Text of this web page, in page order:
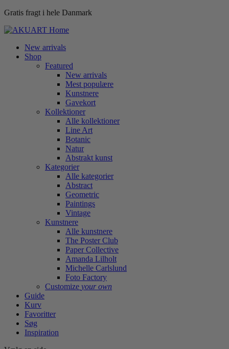
Gratis fragt i hele Danmark
New arrivals
Shop
Featured
New arrivals
Mest populære
Kunstnere
Gavekort
Kollektioner
Alle kollektioner
Line Art
Botanic
Natur
Abstrakt kunst
Kategorier
Alle kategorier
Abstract
Geometric
Paintings
Vintage
Kunstnere
Alle kunstnere
The Poster Club
Paper Collective
Amanda Lilholt
Michelle Carlslund
Foto Factory
Customize your own
Guide
Kurv
Favoritter
Søg
Inspiration